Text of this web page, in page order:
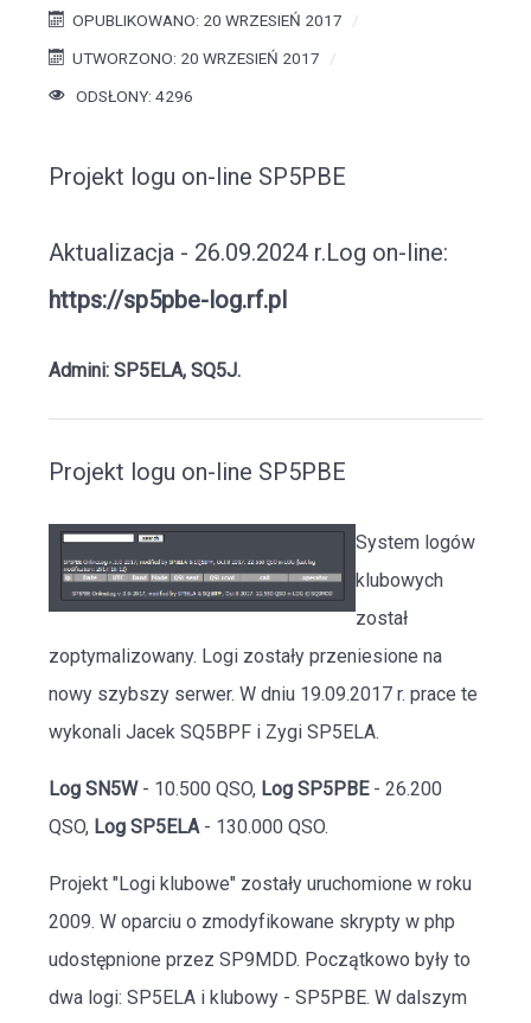
OPUBLIKOWANO: 20 WRZESIEŃ 2017
UTWORZONO: 20 WRZESIEŃ 2017
ODSŁONY: 4296
Projekt logu on-line SP5PBE
Aktualizacja - 26.09.2024 r.Log on-line:
https://sp5pbe-log.rf.pl
Admini: SP5ELA, SQ5J.
Projekt logu on-line SP5PBE
System logów
klubowych
został
zoptymalizowany. Logi zostały przeniesione na
nowy szybszy serwer. W dniu 19.09.2017 r. prace te
wykonali Jacek SQ5BPF i Zygi SP5ELA.
Log SN5W- 10.500 QSO, Log SP5PBE- 26.200
QSO, Log SP5ELA- 130.000 QSO.
Projekt "Logi klubowe" zostały uruchomione w roku
2009. W oparciu o zmodyfikowane skrypty w php
udostępnione przez SP9MDD. Początkowo były to
dwa logi: SP5ELA i klubowy - SP5PBE. W dalszym